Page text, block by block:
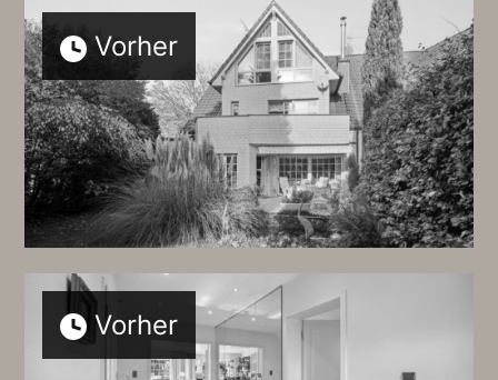
Vorher
Vorher